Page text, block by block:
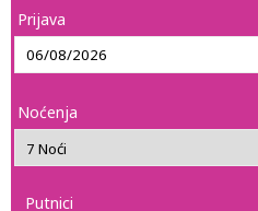
Prijava
Noćenja
Putnici